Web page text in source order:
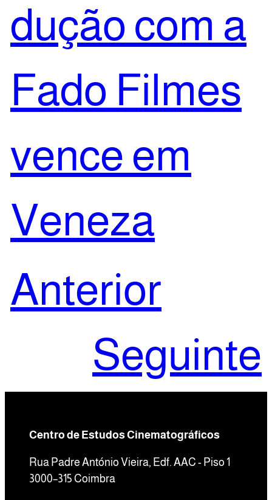
du­ção com a
Fado Fil­mes
ven­ce em
Veneza
Anterior
Seguinte
Centro de Estudos Cinematográficos
Rua Padre António Vieira, Edf. AAC - Piso 1
3000–315 Coimbra